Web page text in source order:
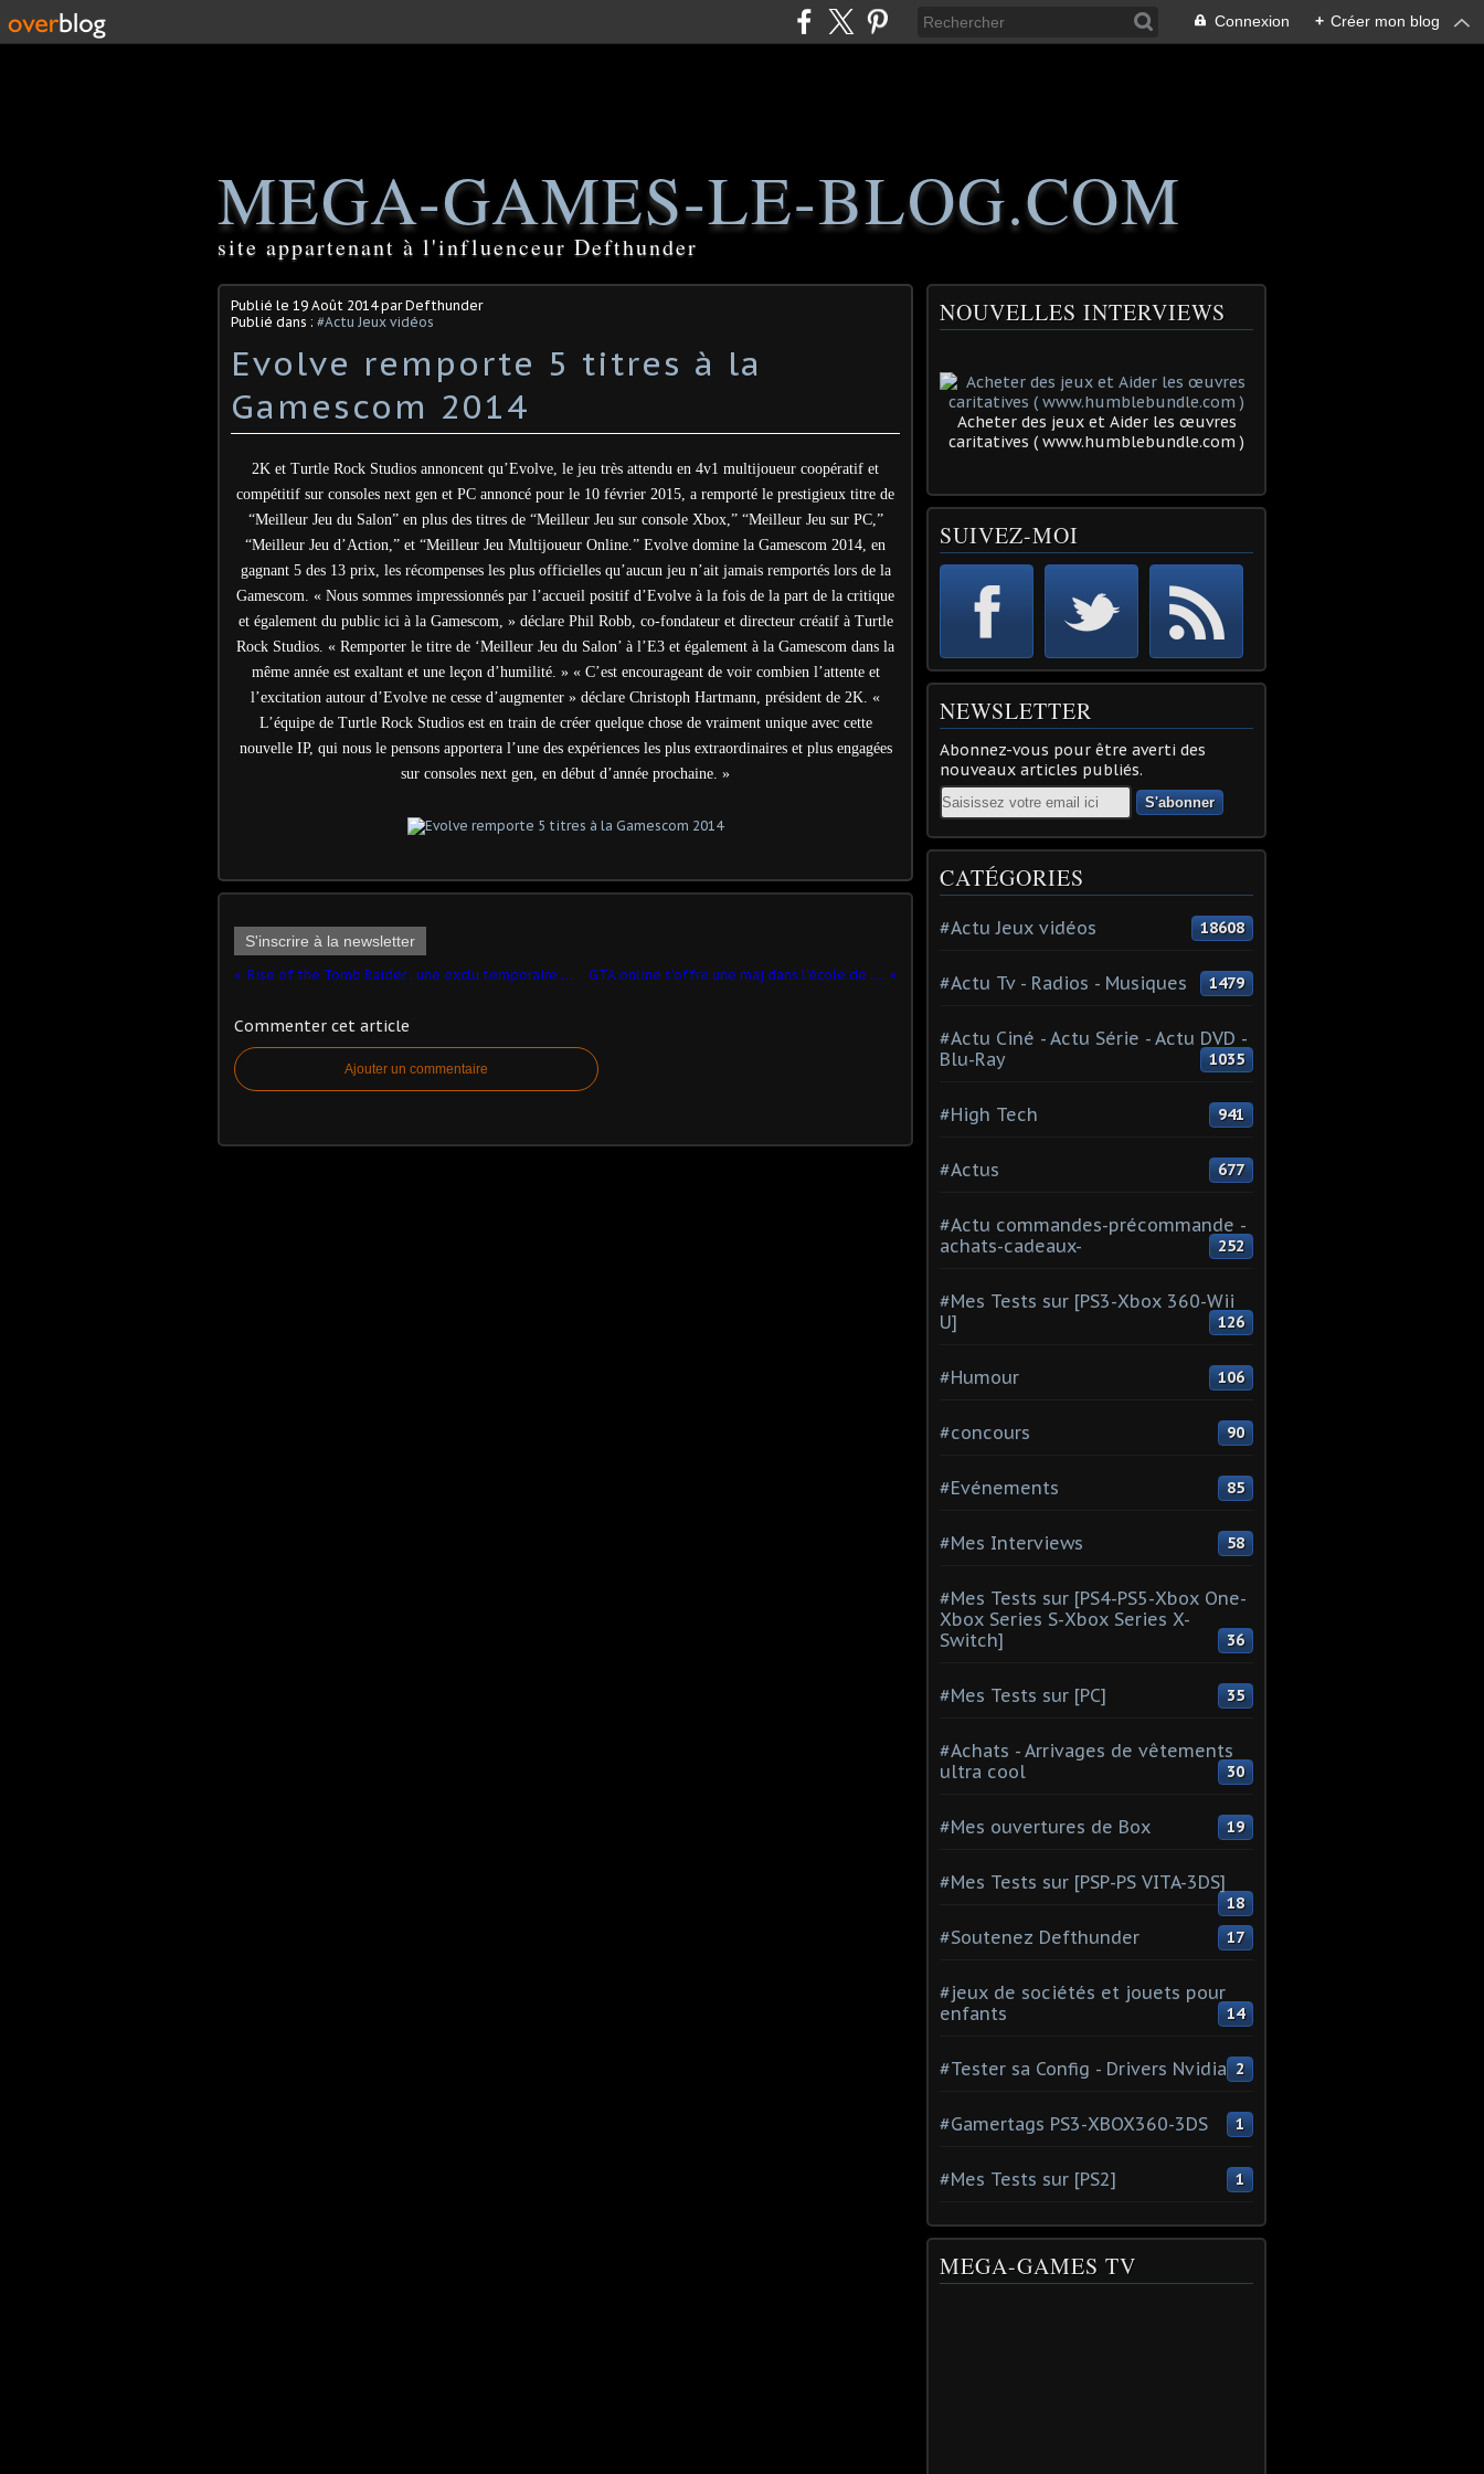
Connexion + Créer mon blog
MEGA-GAMES-LE-BLOG.COM
site appartenant à l'influenceur Defthunder
Publié le 19 Août 2014par Defthunder
Publié dans : #Actu Jeux vidéos
Evolve remporte 5 titres à la
2K et Turtle Rock Studios annoncent qu’Evolve, le jeu très attendu en 4v1 multijoueur coopératif et
compétitif sur consoles next gen et PC annoncé pour le 10 février 2015, a remporté le prestigieux titre de
“Meilleur Jeu du Salon” en plus des titres de “Meilleur Jeu sur console Xbox,” “Meilleur Jeu sur PC,”
“Meilleur Jeu d’Action,” et “Meilleur Jeu Multijoueur Online.” Evolve domine la Gamescom 2014, en
gagnant 5 des 13 prix, les récompenses les plus officielles qu’aucun jeu n’ait jamais remportés lors de la
Gamescom. « Nous sommes impressionnés par l’accueil positif d’Evolve à la fois de la part de la critique
et également du public ici à la Gamescom, » déclare Phil Robb, co-fondateur et directeur créatif à Turtle
Rock Studios. « Remporter le titre de ‘Meilleur Jeu du Salon’ à l’E3 et également à la Gamescom dans la
même année est exaltant et une leçon d’humilité. » « C’est encourageant de voir combien l’attente et
l’excitation autour d’Evolve ne cesse d’augmenter » déclare Christoph Hartmann, président de 2K. «
L’équipe de Turtle Rock Studios est en train de créer quelque chose de vraiment unique avec cette
nouvelle IP, qui nous le pensons apportera l’une des expériences les plus extraordinaires et plus engagées
sur consoles next gen, en début d’année prochaine. »
S'inscrire à la newsletter
Rise of the Tomb Raider : une exclu temporaire Microsoft GTA online s'offre une maj dans l'école de Pilotage
Commenter cet article
Ajouter un commentaire
NOUVELLES INTERVIEWS
Acheter des jeux et Aider les œuvres
caritatives ( www.humblebundle.com )
SUIVEZ-MOI
NEWSLETTER
Abonnez-vous pour être averti des
nouveaux articles publiés.
Email
CATÉGORIES
#Actu Jeux vidéos 18608
#Actu Tv - Radios - Musiques 1479
#Actu Ciné - Actu Série - Actu DVD -
Blu-Ray
1035
#High Tech 941
#Actus 677
#Actu commandes-précommande -
achats-cadeaux-
252
#Mes Tests sur [PS3-Xbox 360-Wii
U]
126
#Humour 106
#concours 90
#Evénements 85
#Mes Interviews 58
#Mes Tests sur [PS4-PS5-Xbox One-
Xbox Series S-Xbox Series X-
Switch]
36
#Mes Tests sur [PC] 35
#Achats - Arrivages de vêtements
ultra cool
30
#Mes ouvertures de Box 19
#Mes Tests sur [PSP-PS VITA-3DS]
18
#Soutenez Defthunder 17
#jeux de sociétés et jouets pour
enfants
14
#Tester sa Config - Drivers Nvidia 2
#Gamertags PS3-XBOX360-3DS 1
#Mes Tests sur [PS2] 1
MEGA-GAMES TV